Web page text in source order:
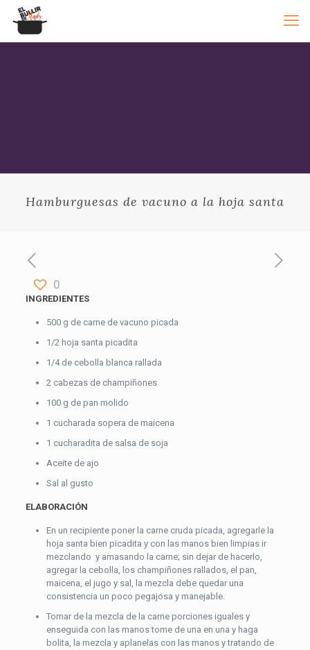
Hamburguesas de vacuno a la hoja santa
0
INGREDIENTES
500 g de carne de vacuno picada
1/2 hoja santa picadita
1/4 de cebolla blanca rallada
2 cabezas de champiñones
100 g de pan molido
1 cucharada sopera de maicena
1 cucharadita de salsa de soja
Aceite de ajo
Sal al gusto
ELABORACIÓN
En un recipiente poner la carne cruda picada, agregarle la
hoja santa bien picadita y con las manos bien limpias ir
mezclando y amasando la carne; sin dejar de hacerlo,
agregar la cebolla, los champiñones rallados, el pan,
maicena, el jugo y sal, la mezcla debe quedar una
consistencia un poco pegajosa y manejable.
Tomar de la mezcla de la carne porciones iguales y
enseguida con las manos tome de una en una y haga
bolita, la mezcla y aplanelas con las manos y tratando de